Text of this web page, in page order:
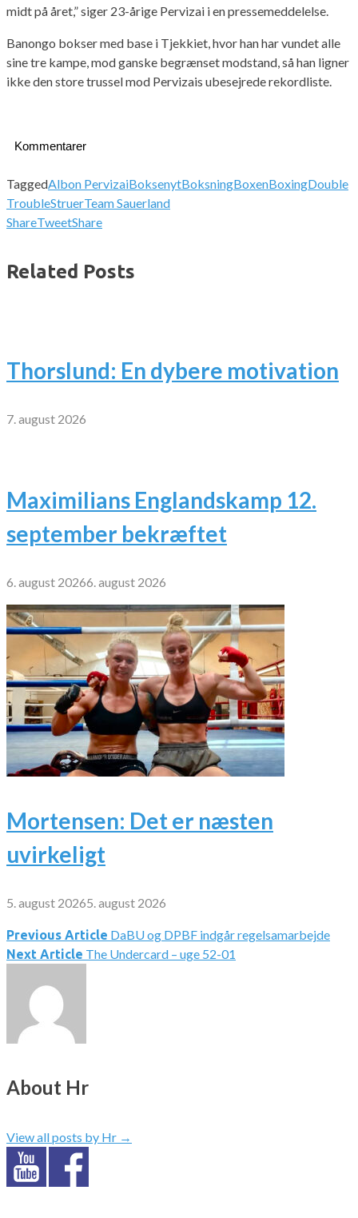
midt på året,” siger 23-årige Pervizai i en pressemeddelelse.
Banongo bokser med base i Tjekkiet, hvor han har vundet alle
sine tre kampe, mod ganske begrænset modstand, så han ligner
ikke den store trussel mod Pervizais ubesejrede rekordliste.
Kommentarer
TaggedAlbon PervizaiBoksenytBoksningBoxenBoxingDouble
TroubleStruerTeam Sauerland
ShareTweetShare
Related Posts
Thorslund: En dybere motivation
7. august 2026
Maximilians Englandskamp 12.
september bekræftet
6. august 20266. august 2026
Mortensen: Det er næsten
uvirkeligt
5. august 20265. august 2026
Indlægsnavigation
Previous Article DaBU og DPBF indgår regelsamarbejde
Next Article The Undercard – uge 52-01
About Hr
View all posts by Hr →